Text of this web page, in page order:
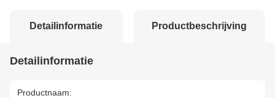
Detailinformatie Productbeschrijving
Detailinformatie
Productnaam: